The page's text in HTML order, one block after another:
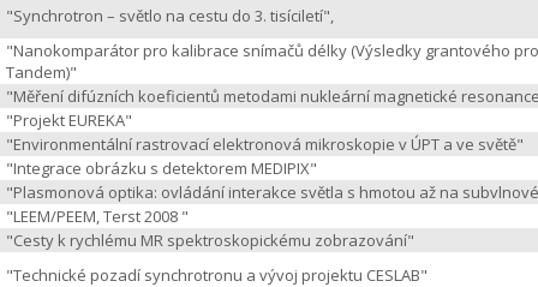
"Synchrotron – světlo na cestu do 3. tisíciletí",
"Nanokomparátor pro kalibrace snímačů délky (Výsledky grantového
Tandem)"
"Měření difúzních koeficientů metodami nukleární magnetické
"Projekt EUREKA"
"Environmentální rastrovací elektronová mikroskopie v ÚPT a ve světě"
"Integrace obrázku s detektorem MEDIPIX"
"Plasmonová optika: ovládání interakce světla s hmotou až na
"LEEM/PEEM, Terst 2008 "
"Cesty k rychlému MR spektroskopickému zobrazování"
"Technické pozadí synchrotronu a vývoj projektu CESLAB"